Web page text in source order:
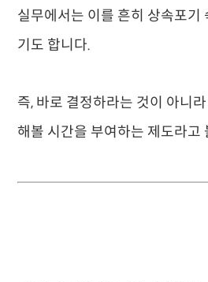
실무에서는 이를 흔히 상속포기
기도 합니다.
즉, 바로 결정하라는 것이 아니
해볼 시간을 부여하는 제도라고